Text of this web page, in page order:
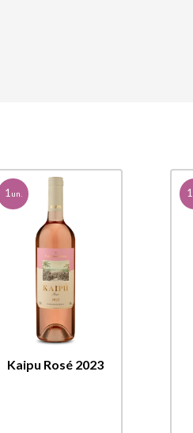
1un.
Kaipu Rosé 2023
1